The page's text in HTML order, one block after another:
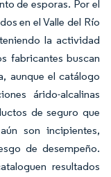
de esporas. Por el
en el Valle del Río
la actividad
fabricantes buscan
aunque el catálogo
árido-alcalinas
de seguro que
son incipientes,
de desempeño.
resultados